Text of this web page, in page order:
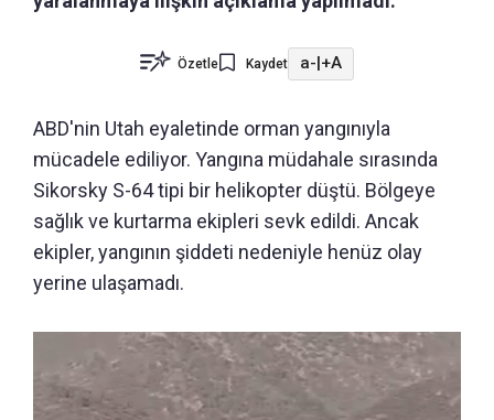
Özetle Kaydet a-|+A
ABD'nin Utah eyaletinde orman yangınıyla
mücadele ediliyor. Yangına müdahale sırasında
Sikorsky S-64 tipi bir helikopter düştü. Bölgeye
sağlık ve kurtarma ekipleri sevk edildi. Ancak
ekipler, yangının şiddeti nedeniyle henüz olay
yerine ulaşamadı.